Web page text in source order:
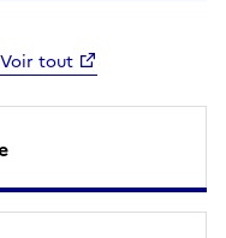
Voir tout